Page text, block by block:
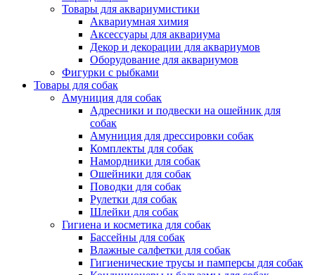
Товары для аквариумистики
Аквариумная химия
Аксессуары для аквариума
Декор и декорации для аквариумов
Оборудование для аквариумов
Фигурки с рыбками
Товары для собак
Амуниция для собак
Адресники и подвески на ошейник для
собак
Амуниция для дрессировки собак
Комплекты для собак
Намордники для собак
Ошейники для собак
Поводки для собак
Рулетки для собак
Шлейки для собак
Гигиена и косметика для собак
Бассейны для собак
Влажные салфетки для собак
Гигиенические трусы и памперсы для собак